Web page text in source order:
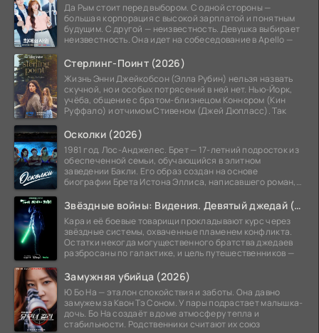
Да Рым стоит перед выбором. С одной стороны —
большая корпорация с высокой зарплатой и понятным
будущим. С другой — неизвестность. Девушка выбирает
неизвестность. Она идет на собеседование в Apello —
Стерлинг-Поинт (2026)
Жизнь Энни Джейкобсон (Элла Рубин) нельзя назвать
скучной, но и особых потрясений в ней нет. Нью-Йорк,
учёба, общение с братом-близнецом Коннором (Кин
Руффало) и отчимом Стивеном (Джей Дюпласс). Так
Осколки (2026)
1981 год. Лос-Анджелес. Брет — 17-летний подросток из
обеспеченной семьи, обучающийся в элитном
заведении Бакли. Его образ создан на основе
биографии Брета Истона Эллиса, написавшего роман,
Звёздные войны: Видения. Девятый джедай (2026)
Кара и её боевые товарищи прокладывают курс через
звёздные системы, охваченные пламенем конфликта.
Остатки некогда могущественного братства джедаев
разбросаны по галактике, и цель путешественников —
Замужняя убийца (2026)
Ю Бо На — эталон спокойствия и заботы. Она давно
замужем за Квон Тэ Соном. У пары подрастает малышка-
дочь. Бо На создаёт в доме атмосферу тепла и
стабильности. Родственники считают их союз